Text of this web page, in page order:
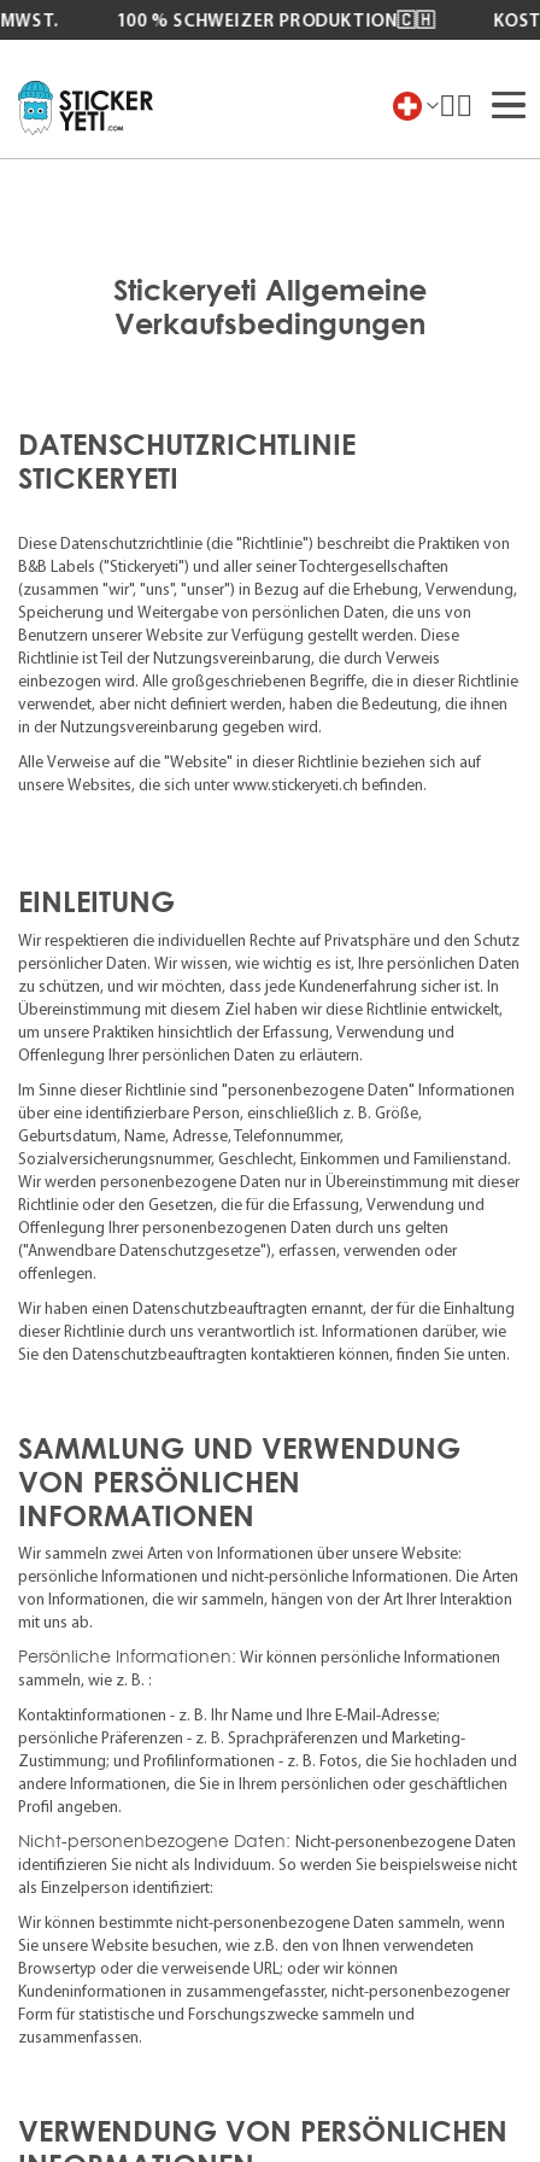
100 % SCHWEIZER PRODUKTION🇨🇭
Zum
Inhalt
springen
Stickeryeti Allgemeine
Verkaufsbedingungen
DATENSCHUTZRICHTLINIE
STICKERYETI
Diese Datenschutzrichtlinie (die "Richtlinie") beschreibt die Praktiken von
B&B Labels ("Stickeryeti") und aller seiner Tochtergesellschaften
(zusammen "wir", "uns", "unser") in Bezug auf die Erhebung, Verwendung,
Speicherung und Weitergabe von persönlichen Daten, die uns von
Benutzern unserer Website zur Verfügung gestellt werden. Diese
Richtlinie ist Teil der Nutzungsvereinbarung, die durch Verweis
einbezogen wird. Alle großgeschriebenen Begriffe, die in dieser Richtlinie
verwendet, aber nicht definiert werden, haben die Bedeutung, die ihnen
in der Nutzungsvereinbarung gegeben wird.
Alle Verweise auf die "Website" in dieser Richtlinie beziehen sich auf
unsere Websites, die sich unter www.stickeryeti.ch befinden.
EINLEITUNG
Wir respektieren die individuellen Rechte auf Privatsphäre und den Schutz
persönlicher Daten. Wir wissen, wie wichtig es ist, Ihre persönlichen Daten
zu schützen, und wir möchten, dass jede Kundenerfahrung sicher ist. In
Übereinstimmung mit diesem Ziel haben wir diese Richtlinie entwickelt,
um unsere Praktiken hinsichtlich der Erfassung, Verwendung und
Offenlegung Ihrer persönlichen Daten zu erläutern.
Im Sinne dieser Richtlinie sind "personenbezogene Daten" Informationen
über eine identifizierbare Person, einschließlich z. B. Größe,
Geburtsdatum, Name, Adresse, Telefonnummer,
Sozialversicherungsnummer, Geschlecht, Einkommen und Familienstand.
Wir werden personenbezogene Daten nur in Übereinstimmung mit dieser
Richtlinie oder den Gesetzen, die für die Erfassung, Verwendung und
Offenlegung Ihrer personenbezogenen Daten durch uns gelten
("Anwendbare Datenschutzgesetze"), erfassen, verwenden oder
offenlegen.
Wir haben einen Datenschutzbeauftragten ernannt, der für die Einhaltung
dieser Richtlinie durch uns verantwortlich ist. Informationen darüber, wie
Sie den Datenschutzbeauftragten kontaktieren können, finden Sie unten.
SAMMLUNG UND VERWENDUNG
VON PERSÖNLICHEN
INFORMATIONEN
Wir sammeln zwei Arten von Informationen über unsere Website:
persönliche Informationen und nicht-persönliche Informationen. Die Arten
von Informationen, die wir sammeln, hängen von der Art Ihrer Interaktion
mit uns ab.
Persönliche Informationen: Wir können persönliche Informationen
sammeln, wie z. B. :
Kontaktinformationen - z. B. Ihr Name und Ihre E-Mail-Adresse;
persönliche Präferenzen - z. B. Sprachpräferenzen und Marketing-
Zustimmung; und Profilinformationen - z. B. Fotos, die Sie hochladen und
andere Informationen, die Sie in Ihrem persönlichen oder geschäftlichen
Profil angeben.
Nicht-personenbezogene Daten: Nicht-personenbezogene Daten
identifizieren Sie nicht als Individuum. So werden Sie beispielsweise nicht
als Einzelperson identifiziert:
Wir können bestimmte nicht-personenbezogene Daten sammeln, wenn
Sie unsere Website besuchen, wie z.B. den von Ihnen verwendeten
Browsertyp oder die verweisende URL; oder wir können
Kundeninformationen in zusammengefasster, nicht-personenbezogener
Form für statistische und Forschungszwecke sammeln und
zusammenfassen.
VERWENDUNG VON PERSÖNLICHEN